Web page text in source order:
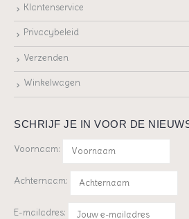
Klantenservice
Privacybeleid
Verzenden
Winkelwagen
SCHRIJF JE IN VOOR DE
Voornaam:
Achternaam:
E-mailadres: